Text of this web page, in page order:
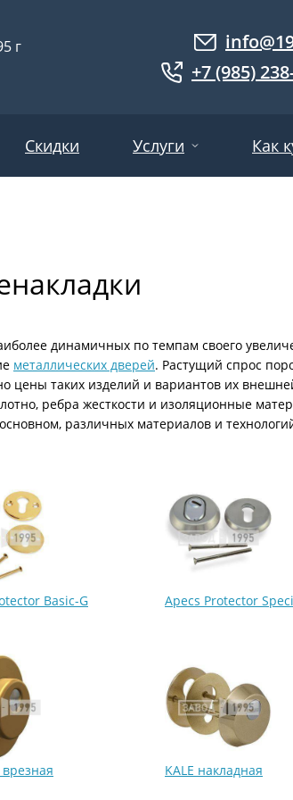
г
+7 (985)
с массивом дерева
ламинат
с винилискожей
Серые
Светлые
Скидки Услуги
Гарантия и возврат
Как
динамичных по темпам своего
металлических дверей. Растущий спрос
цены таких изделий и вариантов их
ребра жесткости и изоляционные
различных материалов и
Basic-G Apecs Protector
KALE накладная